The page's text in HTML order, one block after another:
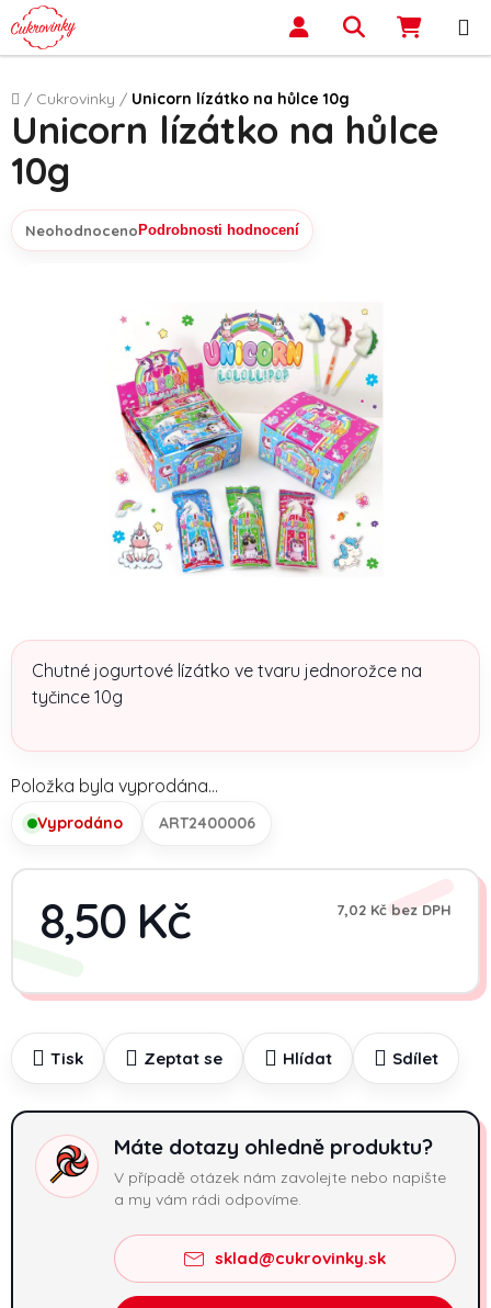
Přejít na obsah Hledat
Domů
/ Cukrovinky / Unicorn lízátko na hůlce 10g
Chutné jogurtové lízátko ve tvaru jednorožce na
tyčince 10g
Položka byla vyprodána…
Vyprodáno ART2400006
8,50 Kč
7,02 Kč bez DPH
Tisk Zeptat se Hlídat Sdílet
Máte dotazy ohledně produktu?
V případě otázek nám zavolejte nebo napište
a my vám rádi odpovíme.
sklad@cukrovinky.sk
Unicorn lízátko na hůlce
10g
Průměrné hodnocení produktu je 0,0 z 5 hvězdiček.
Neohodnoceno Podrobnosti hodnocení